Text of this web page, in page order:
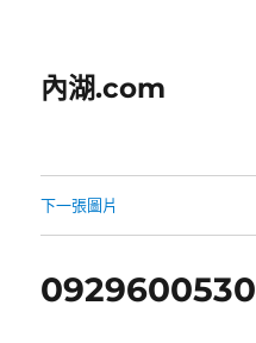
內湖.com
下一張圖片
0929600530